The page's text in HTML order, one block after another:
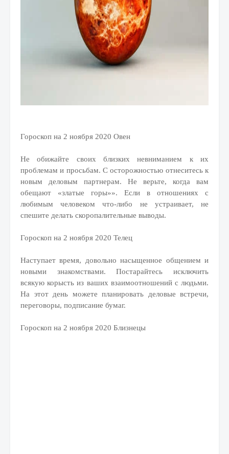
Гороскоп на 2 ноября 2020 Овен
Не обижайте своих близких невниманием к их
проблемам и просьбам. С осторожностью отнеситесь к
новым деловым партнерам. Не верьте, когда вам
обещают «златые горы»». Если в отношениях с
любимым человеком что-либо не устраивает, не
спешите делать скоропалительные выводы.
Гороскоп на 2 ноября 2020 Телец
Наступает время, довольно насыщенное общением и
новыми знакомствами. Постарайтесь исключить
всякую корысть из ваших взаимоотношений с людьми.
На этот день можете планировать деловые встречи,
переговоры, подписание бумаг.
Гороскоп на 2 ноября 2020 Близнецы